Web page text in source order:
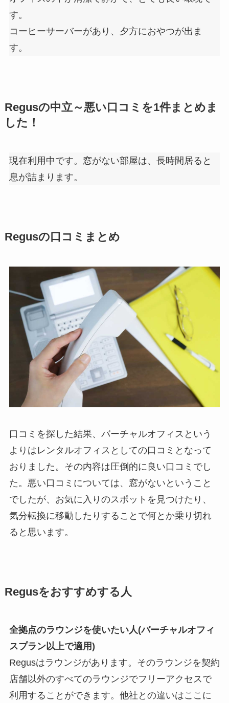
す。
コーヒーサーバーがあり、夕方におやつが出ま
す。
Regusの中立～悪い口コミを1件まとめま
した！
現在利用中です。窓がない部屋は、長時間居ると
息が詰まります。
Regusの口コミまとめ
口コミを探した結果、バーチャルオフィスという
よりはレンタルオフィスとしての口コミとなって
おりました。その内容は圧倒的に良い口コミでし
た。悪い口コミについては、窓がないということ
でしたが、お気に入りのスポットを見つけたり、
気分転換に移動したりすることで何とか乗り切れ
ると思います。
Regusをおすすめする人
全拠点のラウンジを使いたい人(バーチャルオフィ
スプラン以上で適用)
Regusはラウンジがあります。そのラウンジを契約
店舗以外のすべてのラウンジでフリーアクセスで
利用することができます。他社との違いはここに